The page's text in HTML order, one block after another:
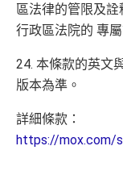
區法律的管限及詮
行政區法院的 專
24. 本條款的英文
版本為準。
詳細條款：
https://mox.com/